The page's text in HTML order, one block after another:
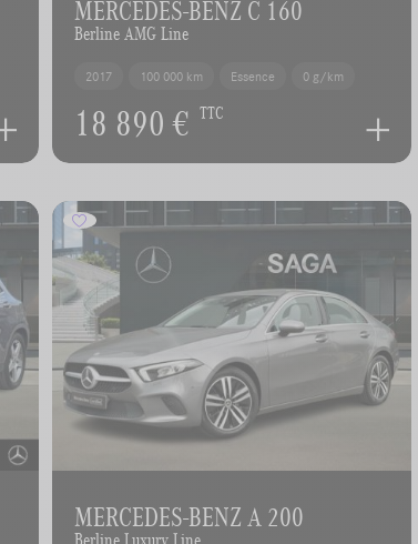
MERCEDES-BENZ C 160
Berline AMG Line
2017 100 000 km Essence 0 g/km
18 890 € TTC
MERCEDES-BENZ A 200